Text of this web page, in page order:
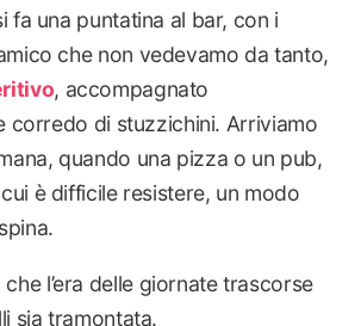
fa una puntatina al bar, con i
che non vedevamo da tanto,
, accompagnato
corredo di stuzzichini. Arriviamo
quando una pizza o un pub,
è difficile resistere, un modo
l’era delle giornate trascorse
sia tramontata.